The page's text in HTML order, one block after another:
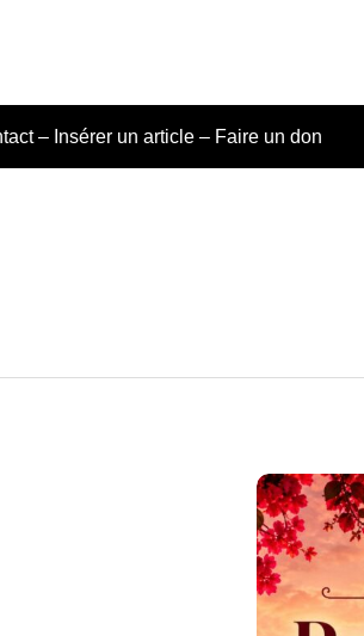
– Insérer un article – Faire un don